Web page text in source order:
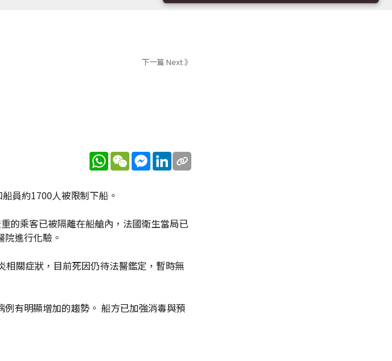
下一篇 Next 》
WhatsApp
WeChatMessenger
LinkedIn
員約1700人被限制下船。
的乘客已被隔離在船艙內，法國衛生當局已
進行化驗。
關症狀，目前死因仍待法醫鑑定，暫時無
有明顯增加的趨勢。 船方已加強消毒與預